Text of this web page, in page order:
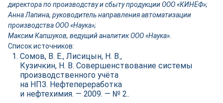
директора по производству и сбыту продукции OOO «КИНЕФ»;
Анна Лапина, руководитель направления автоматизации
производства ООО «Наука»;
Максим Капшуков, ведущий аналитик ООО «Наука».
Список источников:
Сомов, В. Е., Лисицын, Н. В.,
Кузичкин, Н. В. Совершенствование системы
производственного учёта
на НПЗ. Нефтепереработка
и нефтехимия. — 2009. — № 2..